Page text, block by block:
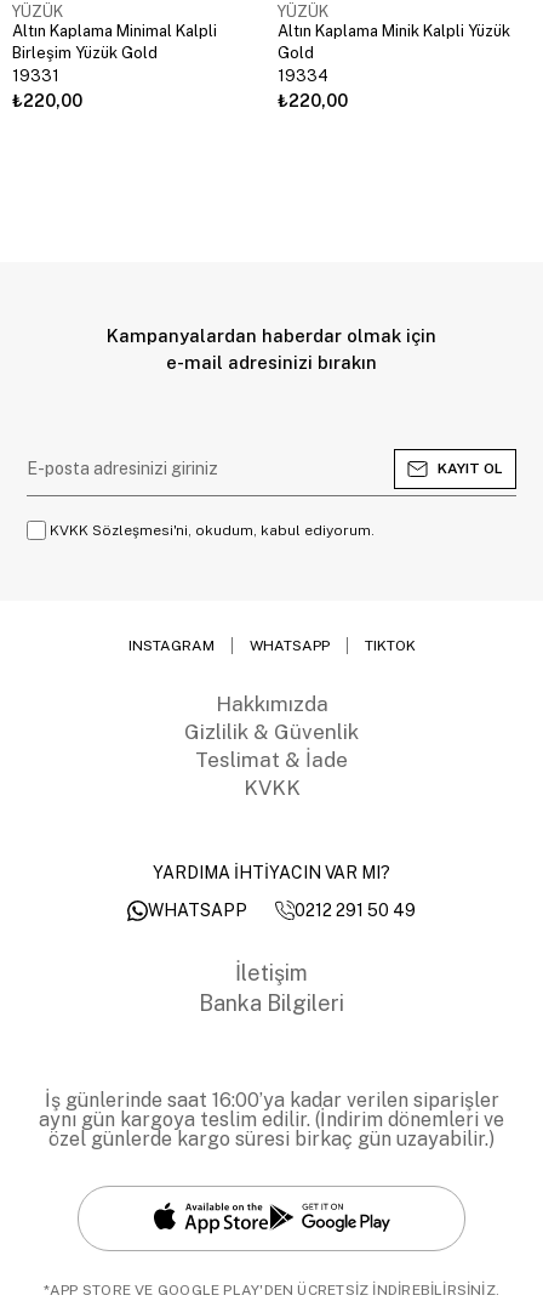
YÜZÜK
Altın Kaplama Minimal Kalpli
Birleşim Yüzük Gold
19331
₺220,00
YÜZÜK
Altın Kaplama Minik Kalpli Yüzük
Gold
19334
₺220,00
Kampanyalardan haberdar olmak için
e-mail adresinizi bırakın
KAYIT OL
KVKK Sözleşmesi'ni, okudum, kabul ediyorum.
INSTAGRAM WHATSAPP TIKTOK
Hakkımızda
Gizlilik & Güvenlik
Teslimat & İade
KVKK
YARDIMA İHTİYACIN VAR MI?
WHATSAPP
0212 291 50 49
İletişim
Banka Bilgileri
İş günlerinde saat 16:00’ya kadar verilen siparişler
aynı gün kargoya teslim edilir. (İndirim dönemleri ve
özel günlerde kargo süresi birkaç gün uzayabilir.)
*APP STORE VE GOOGLE PLAY'DEN ÜCRETSİZ İNDİREBİLİRSİNİZ.